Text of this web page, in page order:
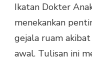
Ikatan Dokter
menekankan
gejala ruam akibat
awal. Tulisan ini